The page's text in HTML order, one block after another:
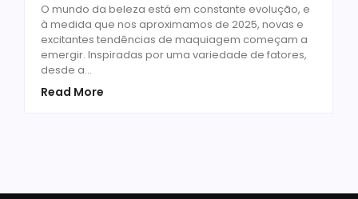
O mundo da beleza está em constante evolução, e
à medida que nos aproximamos de 2025, novas e
excitantes tendências de maquiagem começam a
emergir. Inspiradas por uma variedade de fatores,
desde a...
Read More